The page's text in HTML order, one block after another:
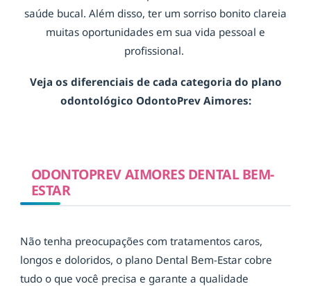
saúde bucal. Além disso, ter um sorriso bonito clareia
muitas oportunidades em sua vida pessoal e
profissional.
Veja os diferenciais de cada categoria do plano
odontológico OdontoPrev Aimores:
ODONTOPREV AIMORES DENTAL BEM-
ESTAR
Não tenha preocupações com tratamentos caros,
longos e doloridos, o plano Dental Bem-Estar cobre
tudo o que você precisa e garante a qualidade